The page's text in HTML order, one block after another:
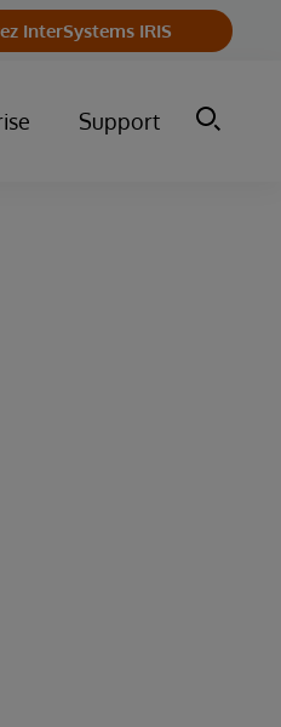
InterSystems IRIS
Support